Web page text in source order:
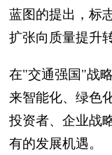
蓝图的提出，标
扩张向质量提升
在"交通强国"战
来智能化、绿色
投资者、企业战
有的发展机遇。